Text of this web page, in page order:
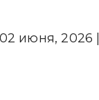
02 июня, 2026